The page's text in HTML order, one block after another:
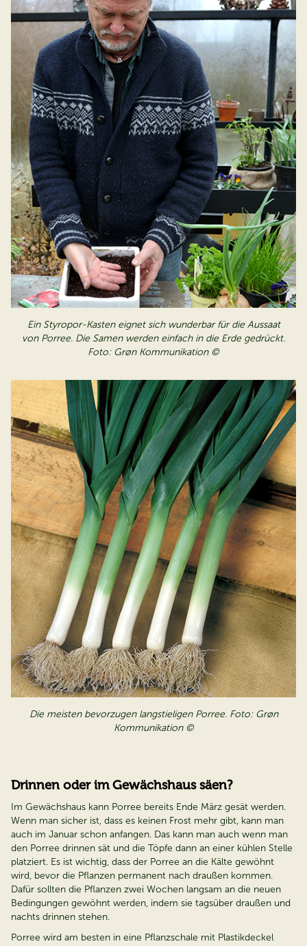
Ein Styropor-Kasten eignet sich wunderbar für die Aussaat
von Porree. Die Samen werden einfach in die Erde gedrückt.
Foto: Grøn Kommunikation ©
Die meisten bevorzugen langstieligen Porree. Foto: Grøn
Kommunikation ©
Drinnen oder im Gewächshaus säen?
Im Gewächshaus kann Porree bereits Ende März gesät werden.
Wenn man sicher ist, dass es keinen Frost mehr gibt, kann man
auch im Januar schon anfangen. Das kann man auch wenn man
den Porree drinnen sät und die Töpfe dann an einer kühlen Stelle
platziert. Es ist wichtig, dass der Porree an die Kälte gewöhnt
wird, bevor die Pflanzen permanent nach draußen kommen.
Dafür sollten die Pflanzen zwei Wochen langsam an die neuen
Bedingungen gewöhnt werden, indem sie tagsüber draußen und
nachts drinnen stehen.
Porree wird am besten in eine Pflanzschale mit Plastikdeckel